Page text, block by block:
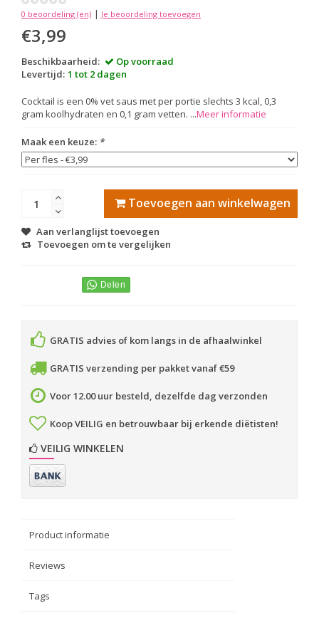
0 beoordeling (en) | Je beoordeling toevoegen
€3,99
Beschikbaarheid:
Op voorraad
Levertijd: 1 tot 2 dagen
Cocktail is een 0% vet saus met per portie slechts 3 kcal, 0,3
gram koolhydraten en 0,1 gram vetten. ...Meer informatie
Maak een keuze: *
Toevoegen aan winkelwagen
Aan verlanglijst toevoegen
Toevoegen om te vergelijken
GRATIS advies of kom langs in de afhaalwinkel
GRATIS verzending per pakket vanaf €59
Voor 12.00 uur besteld, dezelfde dag verzonden
Koop VEILIG en betrouwbaar bij erkende diëtisten!
VEILIG WINKELEN
Product informatie
Reviews
Tags